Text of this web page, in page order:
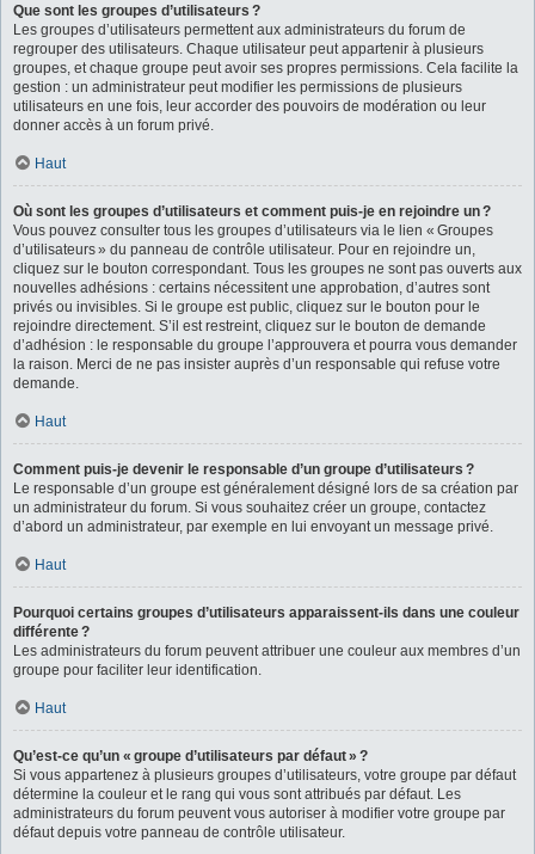
Que sont les groupes d’utilisateurs ?
Les groupes d’utilisateurs permettent aux administrateurs du forum de
regrouper des utilisateurs. Chaque utilisateur peut appartenir à plusieurs
groupes, et chaque groupe peut avoir ses propres permissions. Cela facilite la
gestion : un administrateur peut modifier les permissions de plusieurs
utilisateurs en une fois, leur accorder des pouvoirs de modération ou leur
donner accès à un forum privé.
Haut
Où sont les groupes d’utilisateurs et comment puis-je en rejoindre un ?
Vous pouvez consulter tous les groupes d’utilisateurs via le lien « Groupes
d’utilisateurs » du panneau de contrôle utilisateur. Pour en rejoindre un,
cliquez sur le bouton correspondant. Tous les groupes ne sont pas ouverts aux
nouvelles adhésions : certains nécessitent une approbation, d’autres sont
privés ou invisibles. Si le groupe est public, cliquez sur le bouton pour le
rejoindre directement. S’il est restreint, cliquez sur le bouton de demande
d’adhésion : le responsable du groupe l’approuvera et pourra vous demander
la raison. Merci de ne pas insister auprès d’un responsable qui refuse votre
demande.
Haut
Comment puis-je devenir le responsable d’un groupe d’utilisateurs ?
Le responsable d’un groupe est généralement désigné lors de sa création par
un administrateur du forum. Si vous souhaitez créer un groupe, contactez
d’abord un administrateur, par exemple en lui envoyant un message privé.
Haut
Pourquoi certains groupes d’utilisateurs apparaissent-ils dans une couleur
différente ?
Les administrateurs du forum peuvent attribuer une couleur aux membres d’un
groupe pour faciliter leur identification.
Haut
Qu’est-ce qu’un « groupe d’utilisateurs par défaut » ?
Si vous appartenez à plusieurs groupes d’utilisateurs, votre groupe par défaut
détermine la couleur et le rang qui vous sont attribués par défaut. Les
administrateurs du forum peuvent vous autoriser à modifier votre groupe par
défaut depuis votre panneau de contrôle utilisateur.